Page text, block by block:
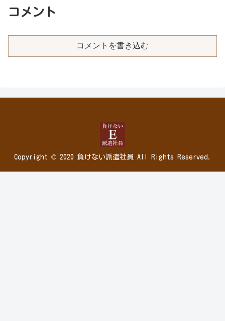
コメント
コメントを書き込む
Copyright © 2020 負けない派遣社員 All Rights Reserved.